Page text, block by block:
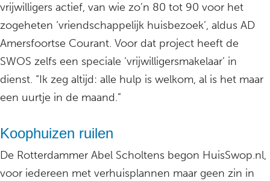
vrijwilligers actief, van wie zo’n 80 tot 90 voor het
zogeheten ‘vriendschappelijk huisbezoek’, aldus AD
Amersfoortse Courant. Voor dat project heeft de
SWOS zelfs een speciale ‘vrijwilligersmakelaar’ in
dienst. “Ik zeg altijd: alle hulp is welkom, al is het maar
een uurtje in de maand.”
Koophuizen ruilen
De Rotterdammer Abel Scholtens begon HuisSwop.nl,
voor iedereen met verhuisplannen maar geen zin in